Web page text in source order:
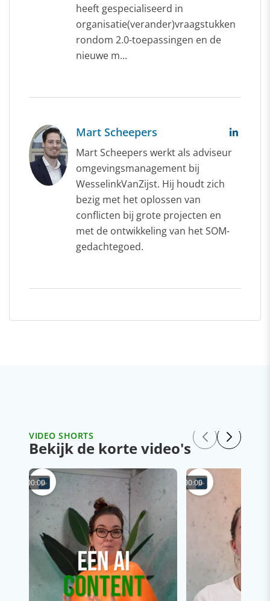
heeft gespecialiseerd in
organisatie(verander)vraagstukken
rondom 2.0-toepassingen en de
nieuwe m...
Mart Scheepers
Mart Scheepers werkt als adviseur
omgevingsmanagement bij
WesselinkVanZijst. Hij houdt zich
bezig met het oplossen van
conflicten bij grote projecten en
met de ontwikkeling van het SOM-
gedachtegoed.
VIDEO SHORTS
Bekijk de korte video's
00:00 00:00